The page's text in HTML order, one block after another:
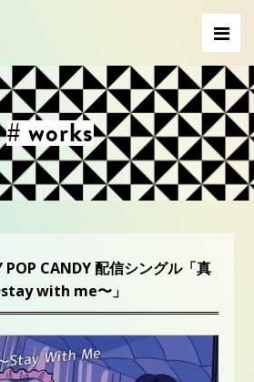
# works
POP CANDY 配信シングル「真
with me〜」